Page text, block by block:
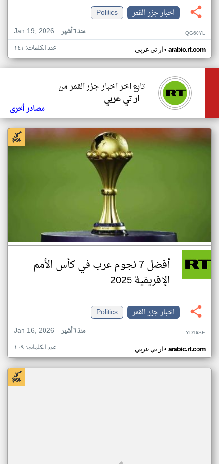
اخبار جزر القمر
Politics
Jan 19, 2026
منذ ٦ أشهر QG60YL
ار تي عربي• arabic.rt.com عدد الكلمات: ١٤١
تابع اخر اخبار جزر القمر من
ار تي عربي
مصادر أخرى
أفضل 7 نجوم عرب في كأس الأمم
الإفريقية 2025
اخبار جزر القمر
Politics
Jan 16, 2026
منذ ٦ أشهر YD16SE
ار تي عربي• arabic.rt.com عدد الكلمات: ١٠٩